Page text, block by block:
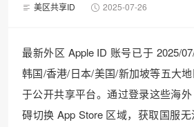
美区共享ID 2025-07-26
最新外区 Apple ID 账号已于 2025/
韩国/香港/日本/美国/新加坡等五大
于公开共享平台。通过登录这些海
碍切换 App Store 区域，获取国服无